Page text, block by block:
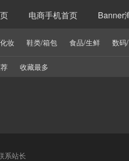
电商手机首页 Banner
妆 鞋类/箱包 食品/生鲜 数码
收藏最多
系站长